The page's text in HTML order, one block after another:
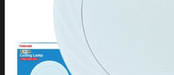
DOWNLIGHT E27
DOWNLIGHT AR111
Downlight LED COB
DOWNLIGHT GU10 MR16
หลอดไฟ LED